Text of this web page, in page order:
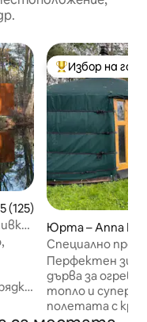
оценка: 5 от 5,
5 (125)
-
Най-популярен
Избор на
Юрта – Anna
Специално
и полетата с
Перфектен
дърва за огрев
топло и супер уютно! В
полетата с